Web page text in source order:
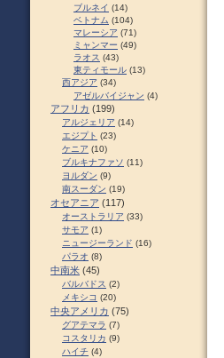
ブルネイ (14)
ベトナム (104)
マレーシア (71)
ミャンマー (49)
ラオス (43)
東ティモール (13)
西アジア (34)
アゼルバイジャン (4)
アフリカ (199)
アルジェリア (14)
エジプト (23)
ケニア (10)
ブルキナファソ (11)
ヨルダン (9)
南スーダン (19)
オセアニア (117)
オーストラリア (33)
サモア (1)
ニュージーランド (16)
パラオ (8)
中南米 (45)
バルバドス (2)
メキシコ (20)
中央アメリカ (75)
グアテマラ (7)
コスタリカ (9)
ハイチ (4)